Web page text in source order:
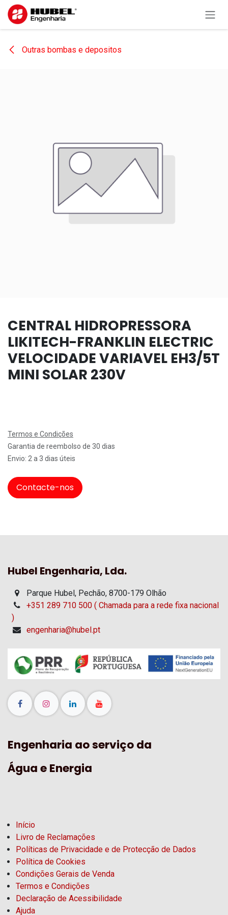
Pular para o conteúdo
Outras bombas e depositos
CENTRAL HIDROPRESSORA
LIKITECH-FRANKLIN ELECTRIC
VELOCIDADE VARIAVEL EH3/5T
MINI SOLAR 230V
Termos e Condições
Garantia de reembolso de 30 dias
Envio: 2 a 3 dias úteis
Contacte-nos
Hubel Engenharia, Lda.
Parque Hubel, Pechão, 8700-179 Olhão
+351 289 710 500 ( Chamada para a rede fixa nacional
)
engenharia@hubel.pt
Engenharia ao serviço da
Água e Energia
Início
Livro de Reclamações
Políticas de Privacidade e de Protecção de Dados
Política de Cookies
Condições Gerais de Venda
Termos e Condições
Declaração de Acessibilidade
Ajuda